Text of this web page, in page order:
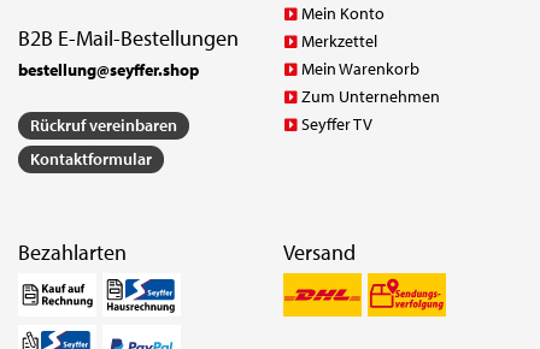
B2B E-Mail-Bestellungen
bestellung@seyffer.shop
Rückruf vereinbaren
Kontaktformular
Mein Konto
Merkzettel
Mein Warenkorb
Zum Unternehmen
Seyffer TV
Bezahlarten Versand